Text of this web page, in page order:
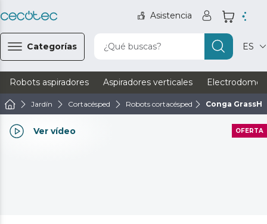
Asistencia
Categorías ¿Qué buscas? ES
Robots aspiradores Aspiradores verticales
Jardín Cortacésped Robots cortacésped Conga
Ver vídeo OFERTA